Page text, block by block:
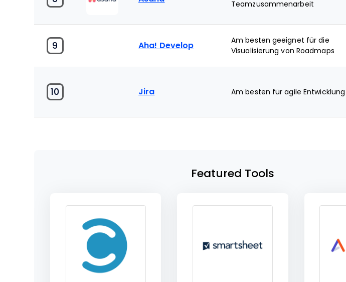
Teamzusammenarbeit
9 Aha! Develop
Am besten geeignet für die
Visualisierung von Roadmaps
10 Jira Am besten für agile Entwicklung
Featured Tools